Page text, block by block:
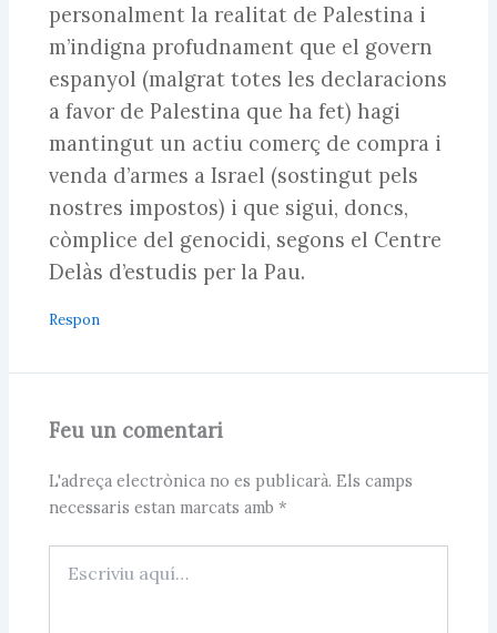
personalment la realitat de Palestina i
m’indigna profudnament que el govern
espanyol (malgrat totes les declaracions
a favor de Palestina que ha fet) hagi
mantingut un actiu comerç de compra i
venda d’armes a Israel (sostingut pels
nostres impostos) i que sigui, doncs,
còmplice del genocidi, segons el Centre
Delàs d’estudis per la Pau.
Respon
Feu un comentari
L'adreça electrònica no es publicarà. Els camps
necessaris estan marcats amb*
aquí…